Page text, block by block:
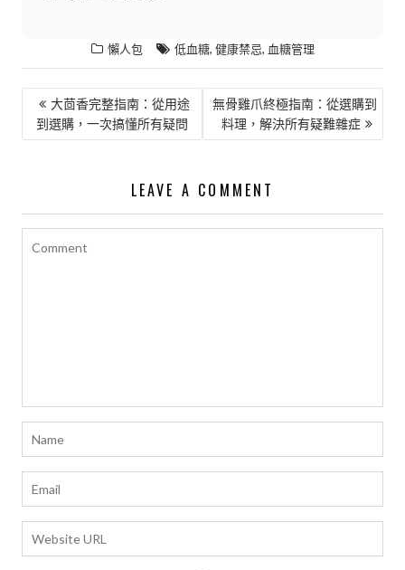
懶人包 低血糖, 健康禁忌, 血糖管理
文
章
大茴香完整指南：從用途
到選購，一次搞懂所有疑問
無骨雞爪終極指南：從選購到
料理，解決所有疑難雜症
LEAVE A COMMENT